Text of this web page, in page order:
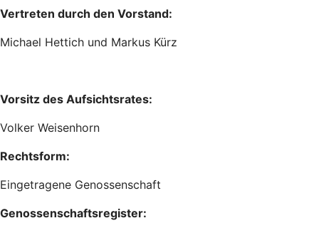
Vertreten durch den Vorstand:
Michael Hettich und Markus Kürz
Vorsitz des Aufsichtsrates:
Volker Weisenhorn
Rechtsform:
Eingetragene Genossenschaft
Genossenschaftsregister: